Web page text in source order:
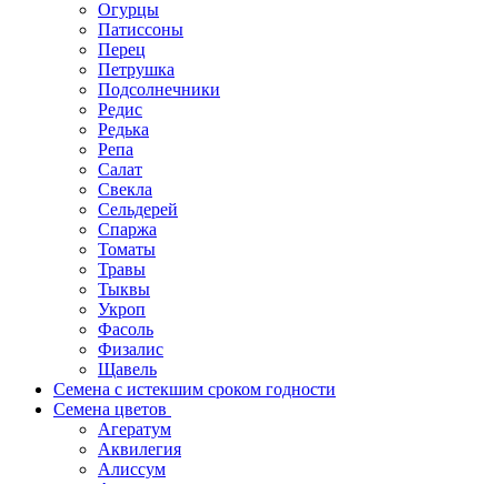
Огурцы
Патиссоны
Перец
Петрушка
Подсолнечники
Редис
Редька
Репа
Салат
Свекла
Сельдерей
Спаржа
Томаты
Травы
Тыквы
Укроп
Фасоль
Физалис
Щавель
Семена с истекшим сроком годности
Семена цветов
Агератум
Аквилегия
Алиссум